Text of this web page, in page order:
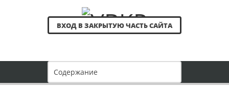
ВХОД В ЗАКРЫТУЮ ЧАСТЬ САЙТА